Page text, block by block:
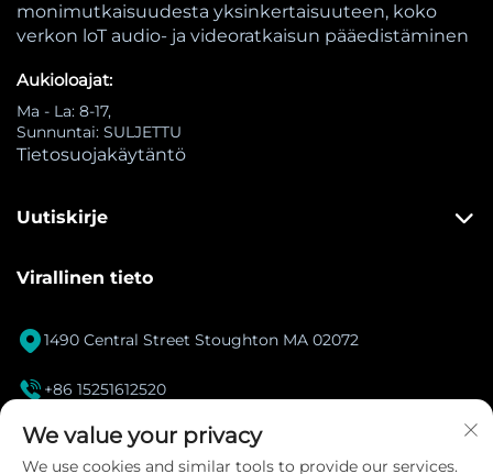
monimutkaisuudesta yksinkertaisuuteen, koko
verkon loT audio- ja videoratkaisun pääedistäminen
Aukioloajat:
Ma - La: 8-17,
Sunnuntai: SULJETTU
Tietosuojakäytäntö
Uutiskirje
Virallinen tieto
1490 Central Street Stoughton MA 02072
 +86 15251612520
[email protected]
We value your privacy
We use cookies and similar tools to provide our services.